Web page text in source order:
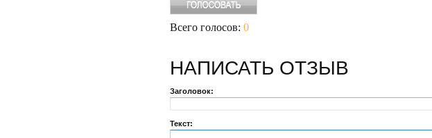
Всего голосов: 0
НАПИСАТЬ ОТЗЫВ
Заголовок:
Текст: